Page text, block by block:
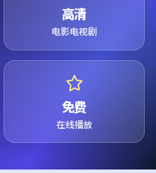
高清
电影电视剧
免费
在线播放